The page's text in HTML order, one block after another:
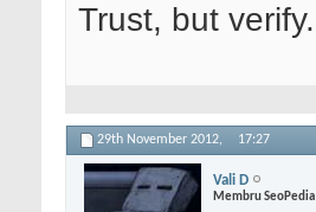
Trust, but verify.
29th November 2012, 17:27
Vali D
Membru SeoPedia